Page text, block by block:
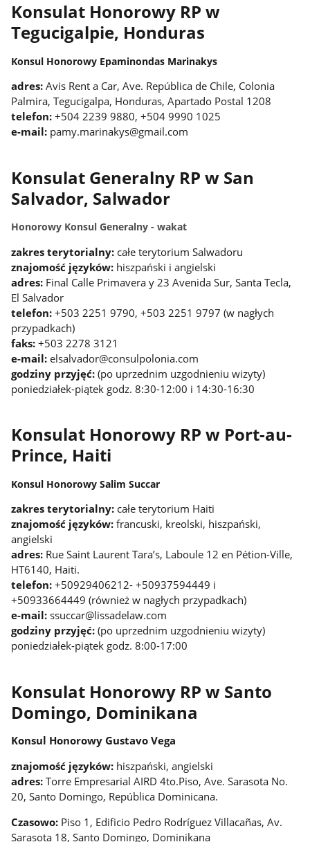
Konsulat Honorowy RP w
Tegucigalpie, Honduras
Konsul Honorowy Epaminondas Marinakys
adres: Avis Rent a Car, Ave. República de Chile, Colonia
Palmira, Tegucigalpa, Honduras, Apartado Postal 1208
telefon: +504 2239 9880, +504 9990 1025
e-mail: pamy.marinakys@gmail.com
Konsulat Generalny RP w San
Salvador, Salwador
Honorowy Konsul Generalny - wakat
zakres terytorialny: całe terytorium Salwadoru
znajomość języków: hiszpański i angielski
adres: Final Calle Primavera y 23 Avenida Sur, Santa Tecla,
El Salvador
telefon: +503 2251 9790, +503 2251 9797 (w nagłych
przypadkach)
faks: +503 2278 3121
e-mail: elsalvador@consulpolonia.com
godziny przyjęć:(po uprzednim uzgodnieniu wizyty)
poniedziałek-piątek godz. 8:30-12:00 i 14:30-16:30
Konsulat Honorowy RP w Port-au-
Prince, Haiti
Konsul Honorowy Salim Succar
zakres terytorialny: całe terytorium Haiti
znajomość języków: francuski, kreolski, hiszpański,
angielski
adres: Rue Saint Laurent Tara’s, Laboule 12 en Pétion-Ville,
HT6140, Haiti.
telefon: +50929406212- +50937594449 i
+50933664449 (również w nagłych przypadkach)
e-mail: ssuccar@lissadelaw.com
godziny przyjęć:(po uprzednim uzgodnieniu wizyty)
poniedziałek-piątek godz. 8:00-17:00
Konsulat Honorowy RP w Santo
Domingo, Dominikana
Konsul Honorowy Gustavo Vega
znajomość języków: hiszpański, angielski
adres: Torre Empresarial AIRD 4to.Piso, Ave. Sarasota No.
20, Santo Domingo, República Dominicana.
Czasowo: Piso 1, Edificio Pedro Rodríguez Villacañas, Av.
Sarasota 18, Santo Domingo, Dominikana